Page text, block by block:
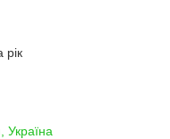
рік
Україна